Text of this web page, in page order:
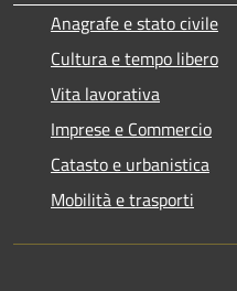
Anagrafe e stato civile
Cultura e tempo libero
Vita lavorativa
Imprese e Commercio
Catasto e urbanistica
Mobilità e trasporti